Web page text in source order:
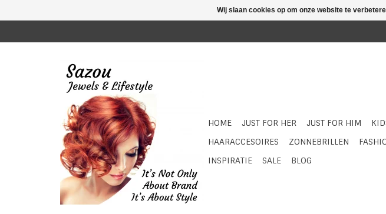
HOME JUST FOR HER JUST FOR HIM
HAARACCESOIRES
ZONNEBRILLEN
INSPIRATIE
SALE BLOG
Wij slaan cookies op om onze website te